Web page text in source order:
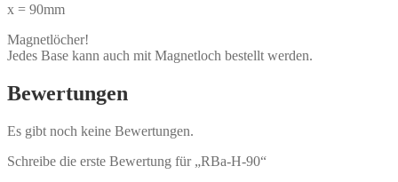
x = 90mm
Magnetlöcher!
Jedes Base kann auch mit Magnetloch bestellt werden.
Bewertungen
Es gibt noch keine Bewertungen.
Schreibe die erste Bewertung für „RBa-H-90“